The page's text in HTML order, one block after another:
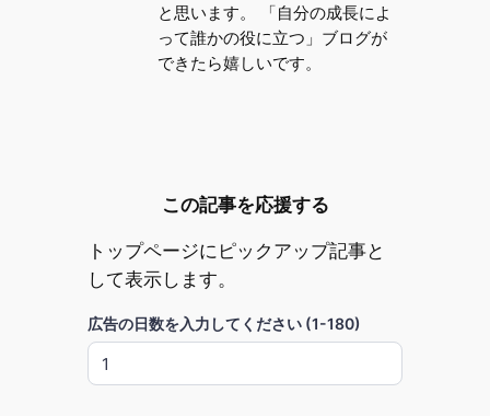
と思います。 「自分の成長によ
って誰かの役に立つ」ブログが
できたら嬉しいです。
この記事を応援する
トップページにピックアップ記事と
して表示します。
広告の日数を入力してください (1-180)